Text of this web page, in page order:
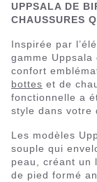
UPPSALA DE
CHAUSSURES
Inspirée par
gamme
confort
bottes et de
fonctionnelle a
style dans votre
Les modèles
souple qui
peau, créant un
de pied formé